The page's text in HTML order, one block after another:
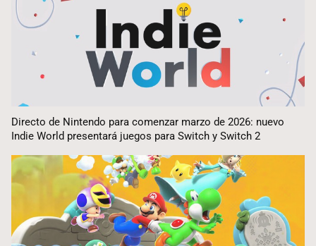
Directo de Nintendo para comenzar marzo de 2026: nuevo
Indie World presentará juegos para Switch y Switch 2